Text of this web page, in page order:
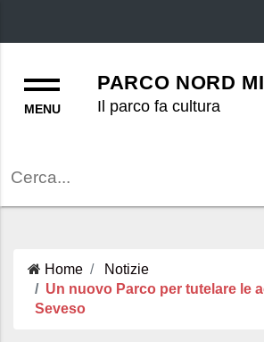
PARCO NORD
Il parco fa cultura
Home
Notizie
Un nuovo Parco per tutelare le
Seveso